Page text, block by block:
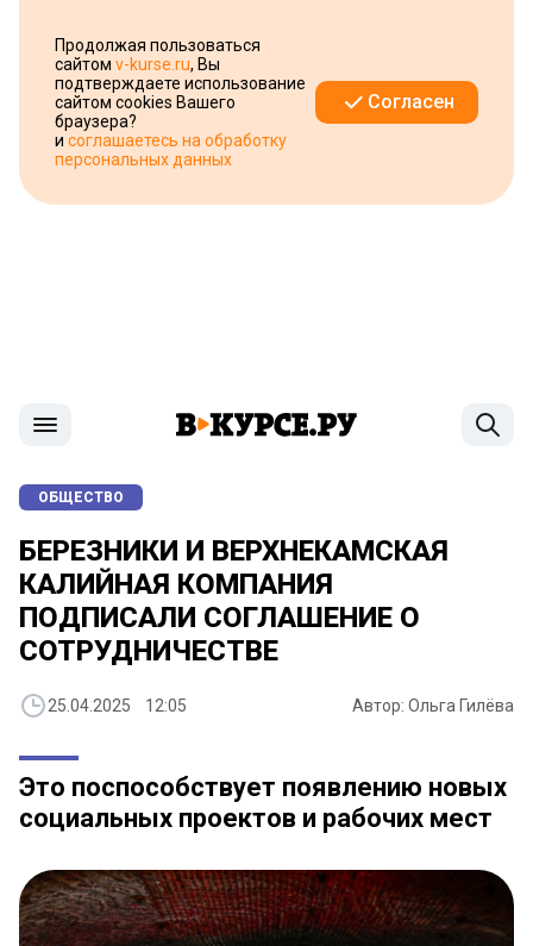
Продолжая пользоваться
сайтом v-kurse.ru, Вы
подтверждаете использование
сайтом cookies Вашего
браузера?
и соглашаетесь на обработку
персональных данных
Согласен
ОБЩЕСТВО
БЕРЕЗНИКИ И ВЕРХНЕКАМСКАЯ
КАЛИЙНАЯ КОМПАНИЯ
ПОДПИСАЛИ СОГЛАШЕНИЕ О
СОТРУДНИЧЕСТВЕ
25.04.2025 12:05 Автор: Ольга Гилёва
Это поспособствует появлению новых
социальных проектов и рабочих мест